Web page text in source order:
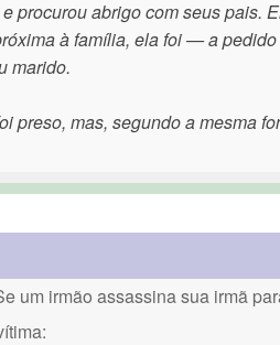
procurou abrigo com seus pais.
à família, ela foi — a
marido.
preso, mas, segundo a mesma
um irmão assassina sua irmã